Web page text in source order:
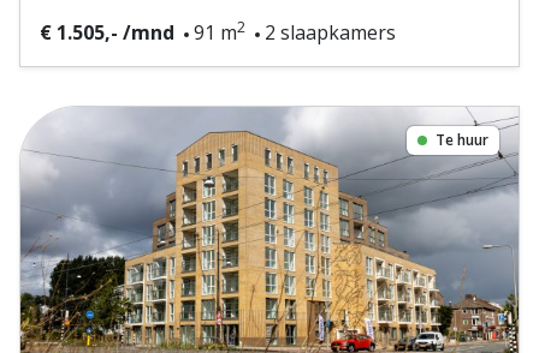
€ 1.505,- /mnd 91 m2 2 slaapkamers
Te huur